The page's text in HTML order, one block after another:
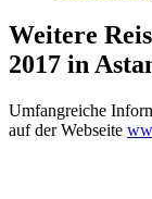
Weitere
2017 in
Umfangreiche
auf der Webseite